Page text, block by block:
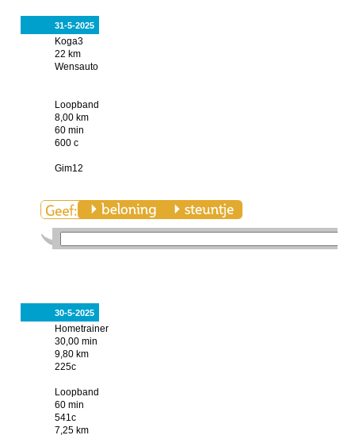
31-5-2025
Koga3
22 km
Wensauto
Loopband
8,00 km
60 min
600 c
Gim12
30-5-2025
Hometrainer
30,00 min
9,80 km
225c
Loopband
60 min
541c
7,25 km